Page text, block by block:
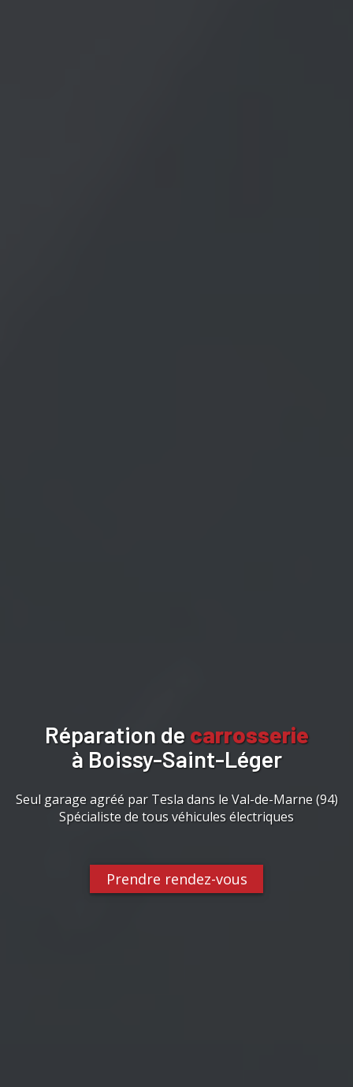
Réparation de carrosserie
à Boissy-Saint-Léger
Seul garage agréé par Tesla dans le Val-de-Marne (94)
Spécialiste de tous véhicules électriques
Prendre rendez-vous